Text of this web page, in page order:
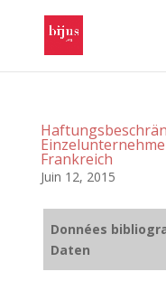
Frankreich
Juin 12, 2015
Données
Daten